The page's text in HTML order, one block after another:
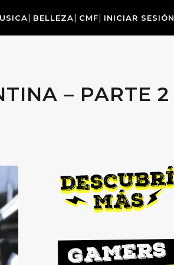
BELLEZA CMF INICIAR SESIÓN
– PARTE 2